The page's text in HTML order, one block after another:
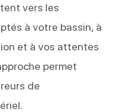
vers les
à votre bassin, à
et à vos attentes
permet
de